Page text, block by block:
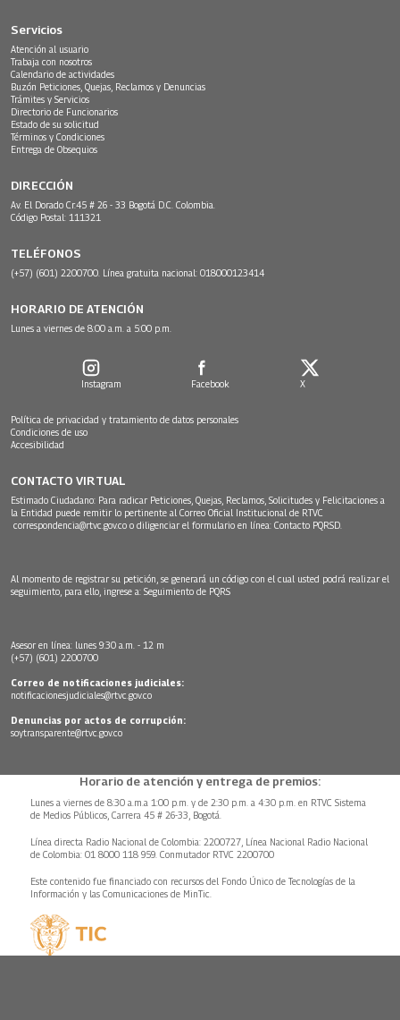
Servicios
Atención al usuario
Trabaja con nosotros
Calendario de actividades
Buzón Peticiones, Quejas, Reclamos y Denuncias
Trámites y Servicios
Directorio de Funcionarios
Estado de su solicitud
Términos y Condiciones
Entrega de Obsequios
DIRECCIÓN
Av. El Dorado Cr.45 # 26 - 33 Bogotá D.C. Colombia.
Código Postal: 111321
TELÉFONOS
(+57) (601) 2200700. Línea gratuita nacional: 018000123414
HORARIO DE ATENCIÓN
Lunes a viernes de 8:00 a.m. a 5:00 p.m.
Instagram Facebook X
Política de privacidad y tratamiento de datos personales
Condiciones de uso
Accesibilidad
CONTACTO VIRTUAL
Estimado Ciudadano: Para radicar Peticiones, Quejas, Reclamos, Solicitudes y Felicitaciones a
la Entidad puede remitir lo pertinente al Correo Oficial Institucional de RTVC
correspondencia@rtvc.gov.co o diligenciar el formulario en línea: Contacto PQRSD.
Al momento de registrar su petición, se generará un código con el cual usted podrá realizar el
seguimiento, para ello, ingrese a: Seguimiento de PQRS
Asesor en línea: lunes 9:30 a.m. - 12 m
(+57) (601) 2200700
Correo de notificaciones judiciales:
notificacionesjudiciales@rtvc.gov.co
Denuncias por actos de corrupción:
soytransparente@rtvc.gov.co
Horario de atención y entrega de premios:
Lunes a viernes de 8:30 a.m.a 1:00 p.m. y de 2:30 p.m. a 4:30 p.m. en RTVC Sistema
de Medios Públicos, Carrera 45 # 26-33, Bogotá.
Línea directa Radio Nacional de Colombia: 2200727, Línea Nacional Radio Nacional
de Colombia: 01 8000 118 959. Conmutador RTVC 2200700
Este contenido fue financiado con recursos del Fondo Único de Tecnologías de la
Información y las Comunicaciones de MinTic.